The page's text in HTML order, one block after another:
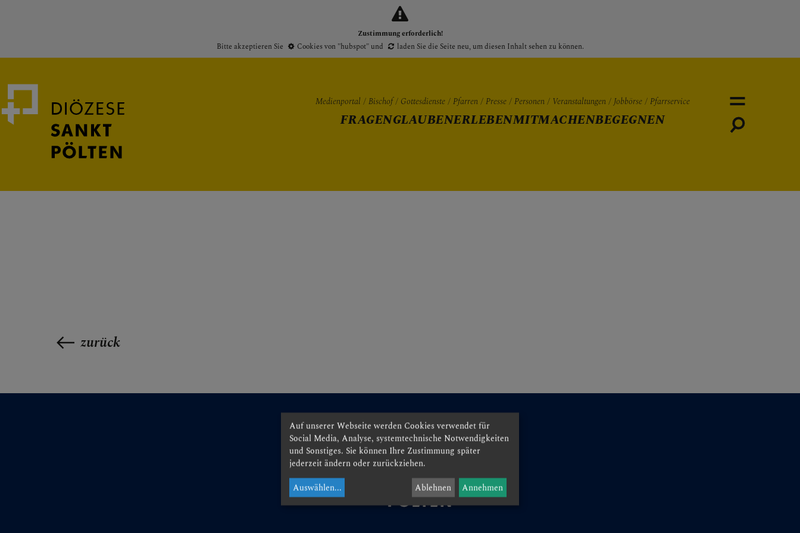
Zustimmung erforderlich!
Bitte akzeptieren Sie
Cookies von "hubspot"und laden Sie die Seite neu, um diesen Inhalt sehen zu können.
GLAUBEN
ERLEBEN
Medienportal Bischof Gottesdienste Pfarren Presse Personen Veranstaltungen Jobbörse Pfarrservice
FRAGENGLAUBENERLEBENMITMACHENBEGEGNEN
zurück
Auf unserer Webseite werden Cookies verwendet für
Social Media, Analyse, systemtechnische Notwendigkeiten
und Sonstiges. Sie können Ihre Zustimmung später
jederzeit ändern oder zurückziehen.
Auswählen... Ablehnen Annehmen